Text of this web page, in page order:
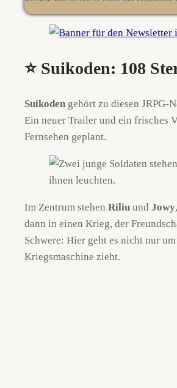
⭐ Suikoden: 108
Suikoden gehört zu diesen JRPG-
Ein neuer Trailer und ein frisches
Fernsehen geplant.
Im Zentrum stehen Riliu und Jowy
dann in einen Krieg, der
Schwere: Hier geht es nicht nur
Kriegsmaschine zieht.